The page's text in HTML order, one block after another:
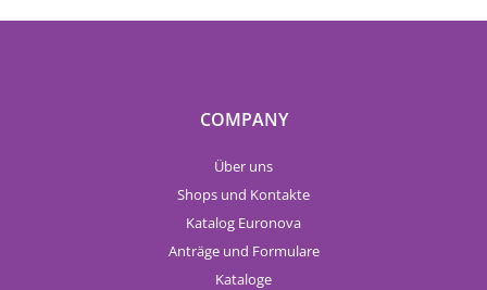
COMPANY
Über uns
Shops und Kontakte
Katalog Euronova
Anträge und Formulare
Kataloge